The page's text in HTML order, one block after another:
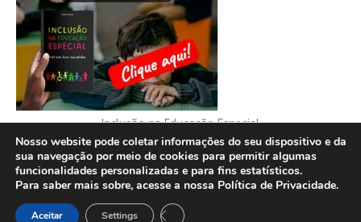
Inclusão na Educação Especial
Copyright © 2026 FATO sem fake | Desenvolvido por
Notícias X
Nosso website pode coletar informações do seu dispositivo e da
sua navegação por meio de cookies para permitir algumas
funcionalidades personalizadas e para fins estatísticos.
Para saber mais sobre, acesse a nossa Política de Privacidade.
Aceitar Settings Close GDPR Cookie Banner